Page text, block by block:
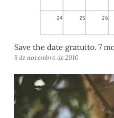
Save the date gratuito. 7
8 de novembro de 2010